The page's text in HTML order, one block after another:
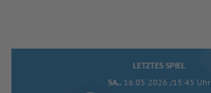
LETZTES SPIEL
SA.. 16.05.2026 /15:45 Uhr